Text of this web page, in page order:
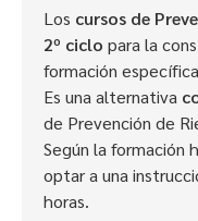
Los cursos de
2º ciclo para la
formación
Es una alternativa
de Prevención de
Según la formación
optar a una
horas.